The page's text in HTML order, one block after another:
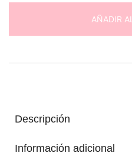
AÑADIR
Descripción
Información adicional